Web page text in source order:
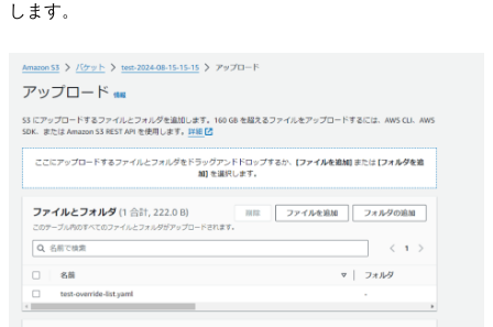
します。